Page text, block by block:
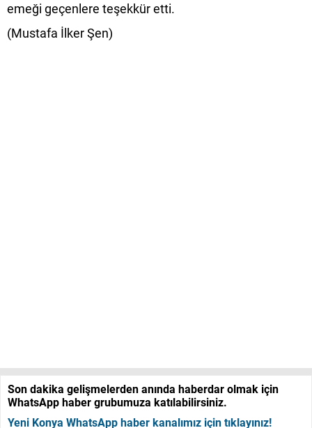
emeği geçenlere teşekkür etti.
(Mustafa İlker Şen)
Son dakika gelişmelerden anında haberdar olmak için
WhatsApp haber grubumuza katılabilirsiniz.
Yeni Konya WhatsApp haber kanalımız için tıklayınız!